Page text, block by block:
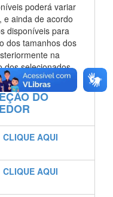
poderá variar
e ainda de acordo
disponíveis para
dos tamanhos dos
na
dos selecionados,
DO
CLIQUE AQUI
CLIQUE AQUI